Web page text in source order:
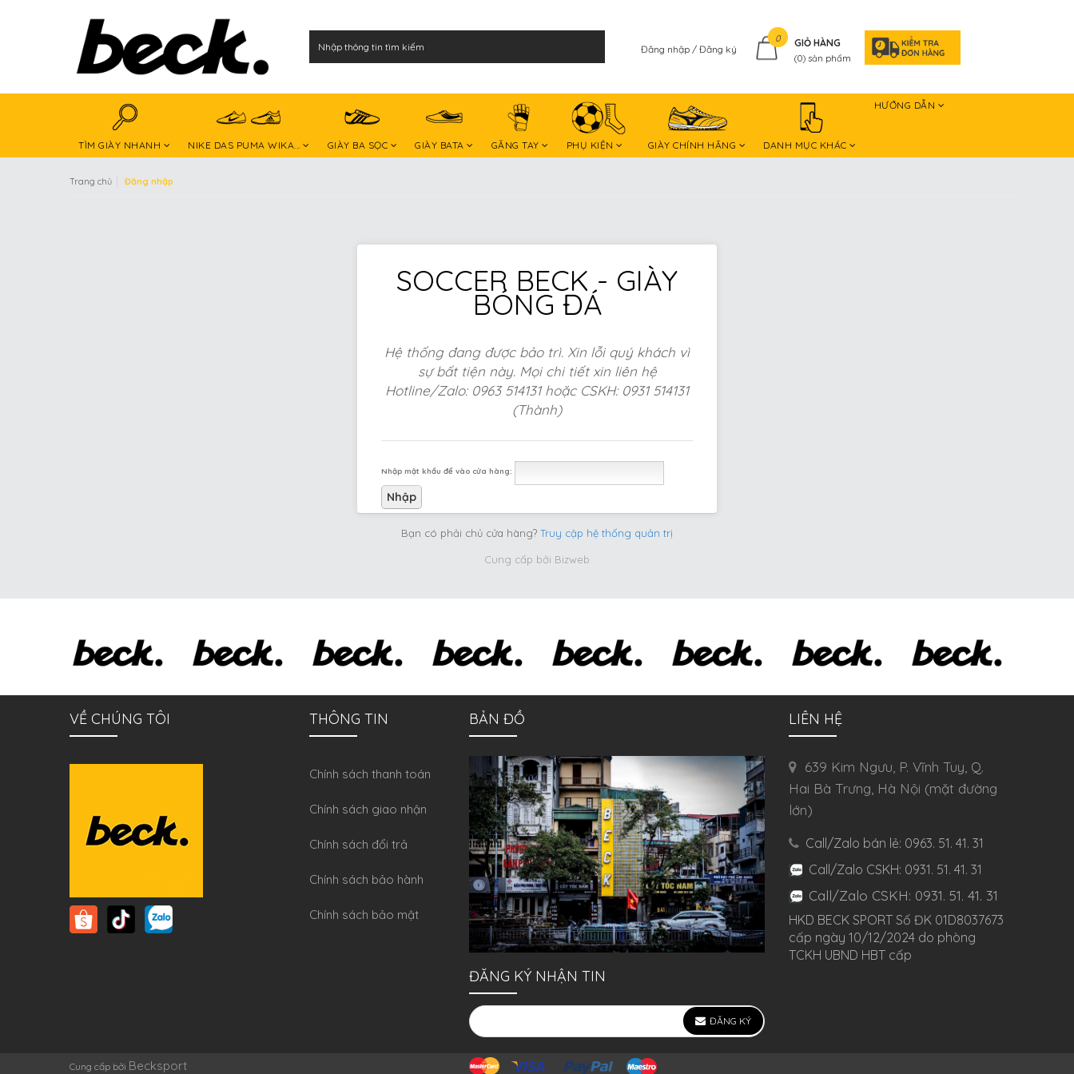
Đăng nhập Đăng ký
0 GIỎ HÀNG
(0) sản phẩm
TÌM GIÀY NHANH NIKE DAS PUMA WIKA... GIÀY BA SỌC GIÀY BATA GĂNG TAY PHỤ KIỆN GIÀY CHÍNH HÃNG DANH MỤC KHÁC
HƯỚNG DẪN
Trang chủ Đăng nhập
SOCCER BECK - GIÀY
BÓNG ĐÁ
Hệ thống đang được bảo trì. Xin lỗi quý khách vì
sự bất tiện này. Mọi chi tiết xin liên hệ
Hotline/Zalo: 0963 514131 hoặc CSKH: 0931 514131
(Thành)
Nhập mật khẩu để vào cửa hàng:
Bạn có phải chủ cửa hàng? Truy cập hệ thống quản trị
Cung cấp bởi Bizweb
VỀ CHÚNG TÔI THÔNG TIN
Chính sách thanh toán
Chính sách giao nhận
Chính sách đổi trả
Chính sách bảo hành
Chính sách bảo mật
BẢN ĐỒ
ĐĂNG KÝ NHẬN TIN
ĐĂNG KÝ
LIÊN HỆ
639 Kim Ngưu, P. Vĩnh Tuy, Q.
Hai Bà Trưng, Hà Nội (mặt đường
lớn)
Call/Zalo bán lẻ: 0963. 51. 41. 31
Call/Zalo CSKH: 0931. 51. 41. 31
Call/Zalo CSKH: 0931. 51. 41. 31
HKD BECK SPORT Số ĐK 01D8037673
cấp ngày 10/12/2024 do phòng
TCKH UBND HBT cấp
Cung cấp bởi Becksport